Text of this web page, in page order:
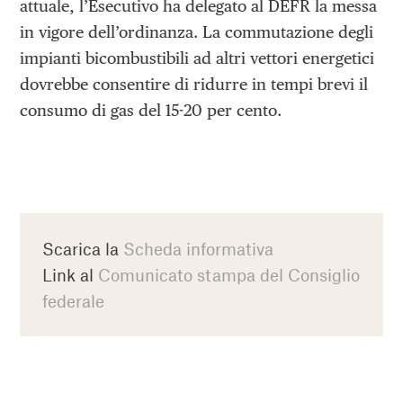
attuale, l’Esecutivo ha delegato al DEFR la messa
in vigore dell’ordinanza. La commutazione degli
impianti bicombustibili ad altri vettori energetici
dovrebbe consentire di ridurre in tempi brevi il
consumo di gas del 15-20 per cento.
Scarica la Scheda informativa
Link al Comunicato stampa del Consiglio
federale